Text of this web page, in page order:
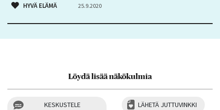
HYVÄ ELÄMÄ 25.9.2020
Löydä lisää näkökulmia
KESKUSTELE
LÄHETÄ JUTTUVINKKI